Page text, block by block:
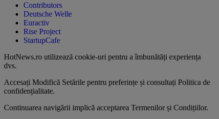
Contributors
Deutsche Welle
Euractiv
Rise Project
StartupCafe
HotNews.ro utilizează cookie-uri pentru a îmbunătăți experiența
dvs.
Accesați Modifică Setările pentru preferințe și consultați Politica de
confidențialitate.
Continuarea navigării implică acceptarea Termenilor și Condițiilor.